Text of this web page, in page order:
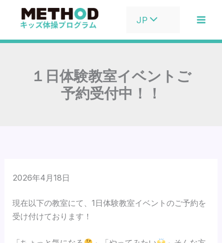
ス
JP
１日体験教室イベントご
予約受付中！！
2026年4月18日
現在以下の教室にて、1日体験教室イベントのご予約を
受け付けております！